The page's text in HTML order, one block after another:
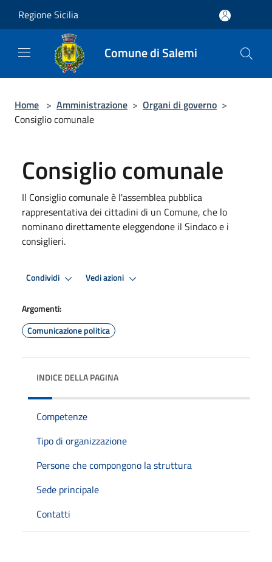
Regione Sicilia
Comune di Salemi
Home > Amministrazione > Organi di governo >
Consiglio comunale
Consiglio comunale
Il Consiglio comunale è l'assemblea pubblica
rappresentativa dei cittadini di un Comune, che lo
nominano direttamente eleggendone il Sindaco e i
consiglieri.
Condividi Vedi azioni
Argomenti:
Comunicazione politica
INDICE DELLA PAGINA
Competenze
Tipo di organizzazione
Persone che compongono la struttura
Sede principale
Contatti